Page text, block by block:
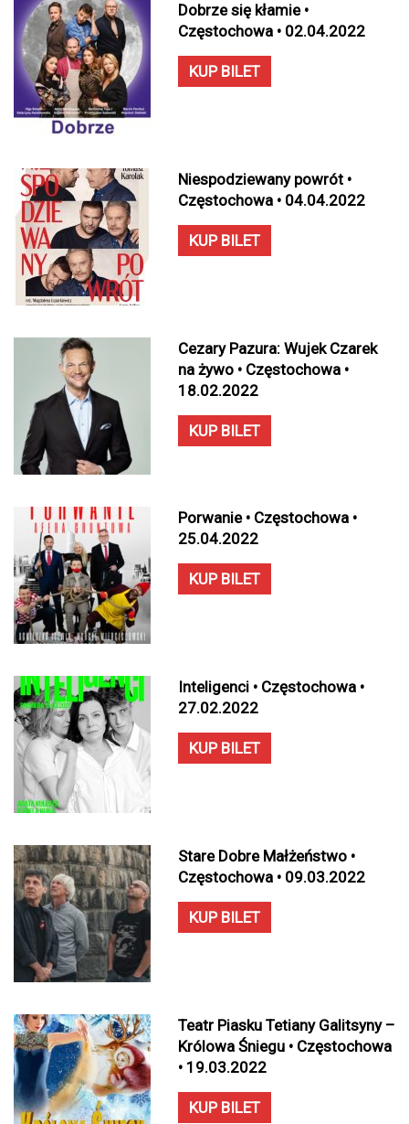
Dobrze się kłamie •
Częstochowa • 02.04.2022
KUP BILET
Niespodziewany powrót •
Częstochowa • 04.04.2022
KUP BILET
Cezary Pazura: Wujek Czarek
na żywo • Częstochowa •
18.02.2022
KUP BILET
Porwanie • Częstochowa •
25.04.2022
KUP BILET
Inteligenci • Częstochowa •
27.02.2022
KUP BILET
Stare Dobre Małżeństwo •
Częstochowa • 09.03.2022
KUP BILET
Teatr Piasku Tetiany Galitsyny –
Królowa Śniegu • Częstochowa
• 19.03.2022
KUP BILET